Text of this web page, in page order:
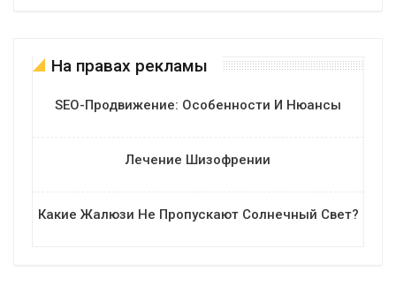
На правах рекламы
SEO-Продвижение: Особенности И Нюансы
Лечение Шизофрении
Какие Жалюзи Не Пропускают Солнечный Свет?